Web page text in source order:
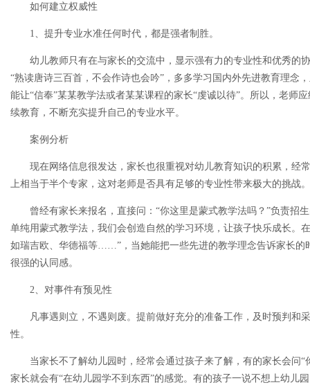
如何建立权威性
1、提升专业水准任何时代，都是强者制胜。
幼儿教师只有在与家长的交流中，显示强有力的专业性和优秀的
“熟读唐诗三百首，不会作诗也会吟”，多多学习国内外先进教育理念
能让“信奉”某某教学法或者某某课程的家长“虔诚以待”。所以，老师
续教育，不断充实提升自己的专业水平。
案例分析
现在网络信息很发达，家长也很重视对幼儿教育知识的积累，经
上相当于半个专家，这对老师是否具有足够的专业性带来极大的挑战。
曾经有家长来报名，直接问：“你这里是蒙式教学法吗？”负责招
单纯用蒙式教学法，我们会创造自然的学习环境，让孩子快乐成长。
如瑞吉欧、华德福等……”，当她能把一些先进的教学理念告诉家长的
很强的认同感。
2、对事件有预见性
凡事遇则立，不遇则废。提前做好充分的准备工作，及时预判和
性。
当家长不了解幼儿园时，经常会通过孩子来了解，有的家长会问
家长就会有“在幼儿园学不到东西”的感觉。有的孩子一说不想上幼儿